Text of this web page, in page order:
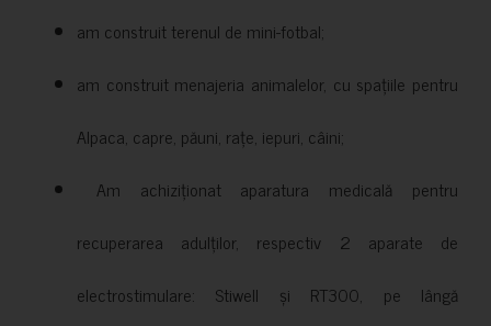
am construit terenul de mini-fotbal;
am construit menajeria animalelor, cu spațiile pentru
Alpaca, capre, păuni, rațe, iepuri, câini;
Am achiziționat aparatura medicală pentru
recuperarea adulților, respectiv 2 aparate de
electrostimulare: Stiwell și RT300, pe lângă